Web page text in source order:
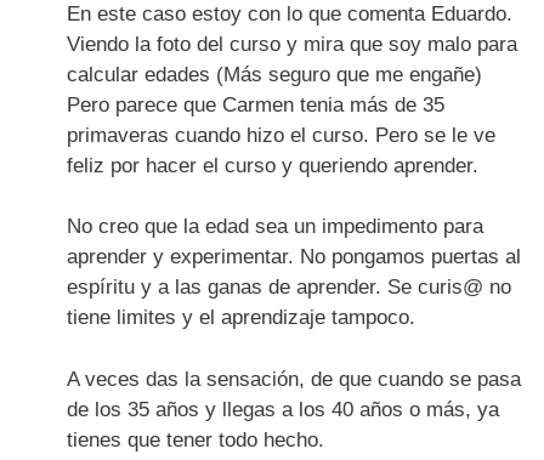
En este caso estoy con lo que comenta Eduardo.
Viendo la foto del curso y mira que soy malo para
calcular edades (Más seguro que me engañe)
Pero parece que Carmen tenia más de 35
primaveras cuando hizo el curso. Pero se le ve
feliz por hacer el curso y queriendo aprender.
No creo que la edad sea un impedimento para
aprender y experimentar. No pongamos puertas al
espíritu y a las ganas de aprender. Se curis@ no
tiene limites y el aprendizaje tampoco.
A veces das la sensación, de que cuando se pasa
de los 35 años y llegas a los 40 años o más, ya
tienes que tener todo hecho.